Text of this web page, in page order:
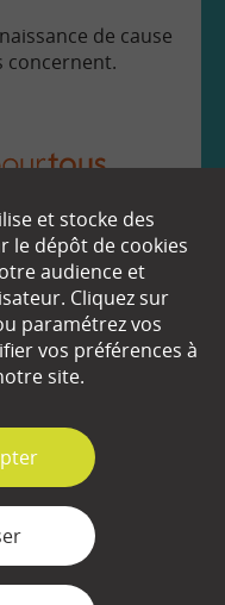
de cause
concernent.
?
et stocke des
le dépôt de cookies
audience et
Cliquez sur
paramétrez vos
vos préférences à
site.